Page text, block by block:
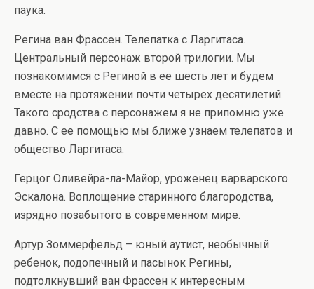
паука.
Регина ван Фрассен. Телепатка с Ларгитаса.
Центральный персонаж второй трилогии. Мы
познакомимся с Региной в ее шесть лет и будем
вместе на протяжении почти четырех десятилетий.
Такого сродства с персонажем я не припомню уже
давно. С ее помощью мы ближе узнаем телепатов и
общество Ларгитаса.
Герцог Оливейра-ла-Майор, уроженец варварского
Эскалона. Воплощение старинного благородства,
изрядно позабытого в современном мире.
Артур Зоммерфельд – юный аутист, необычный
ребенок, подопечный и пасынок Регины,
подтолкнувший ван Фрассен к интересным